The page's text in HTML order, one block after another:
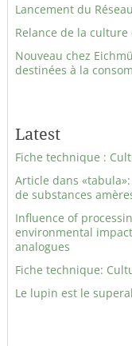
Lancement du
Relance de la culture
Nouveau chez
destinées à la
Latest
Fiche technique :
Article dans
de substances
Influence of
environmental
analogues
Fiche technique:
Le lupin est le